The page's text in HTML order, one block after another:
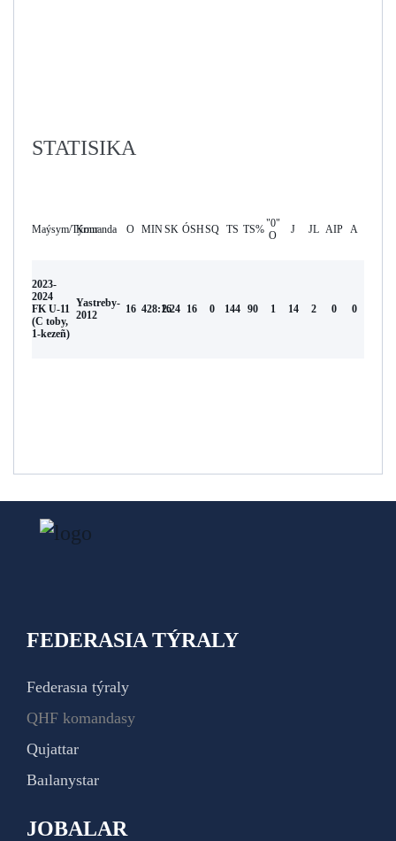
STATISIKA
Maýsym/TýrnırKomanda O MINSK ÓSHSQ TS TS%"0"
O
J JL AIP А
2023-
2024
FK U-11
(С toby,
1-kezeñ)
Yastreby-
2012
16 428:162.24 16 0 144 90 1 14 2 0 0
FEDERASIA TÝRALY
Federasıa týraly
QHF komandasy
Qujattar
Baılanystar
JOBALAR